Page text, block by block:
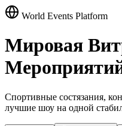
World Events Platform
Мировая
Спортивные состязания,
лучшие шоу на одной